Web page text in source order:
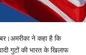
ने कहा है कि
गुटों की भारत के खिलाफ